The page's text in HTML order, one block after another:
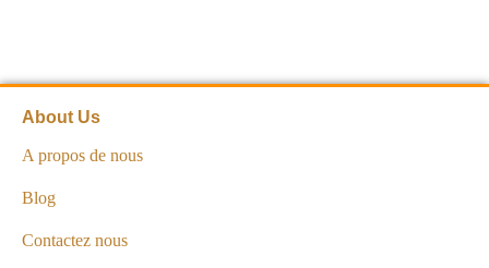
About Us
A propos de nous
Blog
Contactez nous